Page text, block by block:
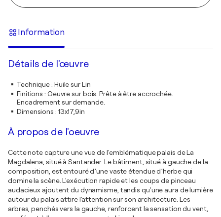
Information
Détails de l'œuvre
Technique: Huile sur Lin
Finitions : Oeuvre sur bois. Prête à être accrochée.
Encadrement sur demande.
Dimensions : 13x17,9in
À propos de l'oeuvre
Cette note capture une vue de l'emblématique palais de La
Magdalena, situé à Santander. Le bâtiment, situé à gauche de la
composition, est entouré d’une vaste étendue d’herbe qui
domine la scène. L'exécution rapide et les coups de pinceau
audacieux ajoutent du dynamisme, tandis qu'une aura de lumière
autour du palais attire l'attention sur son architecture. Les
arbres, penchés vers la gauche, renforcent la sensation du vent,